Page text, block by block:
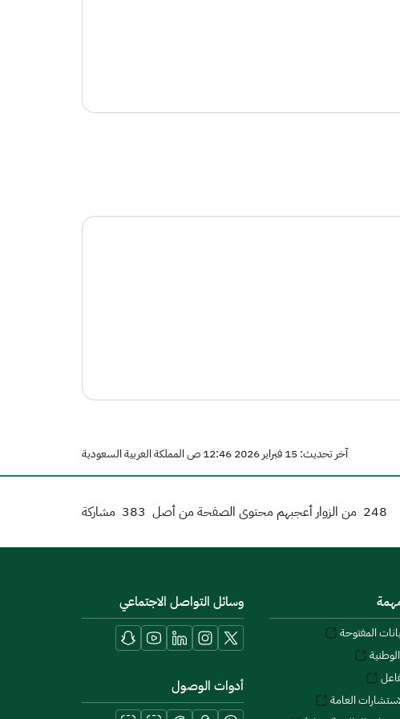
آخر تحديث: 15 فبراير 2026 12:46 ص المملكة العربية السعودية
248 من الزوار أعجبهم محتوى الصفحة من أصل 383 مشاركة
المفتوحة
العامة
وسائل التواصل الاجتماعي
أدوات الوصول